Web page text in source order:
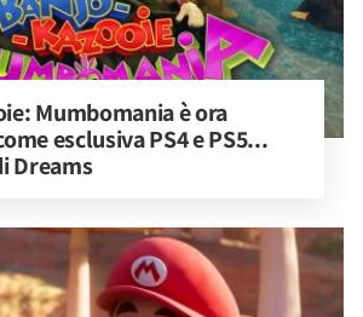
Mumbomania è ora
esclusiva PS4 e PS5...
Dreams